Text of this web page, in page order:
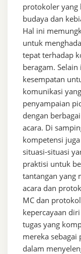
protokoler yang
budaya dan
Hal ini
untuk
tepat terhadap
beragam.
kesempatan
komunikasi
penyampaian
dengan
acara. Di
kompetensi
situasi-situasi
praktisi untuk
tantangan yang
acara dan
MC dan
kepercayaan
tugas yang
mereka
dalam